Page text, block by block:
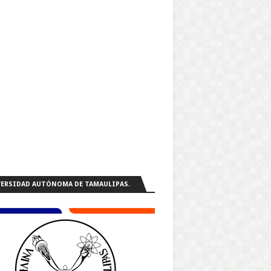
AUTÓNOMA DE TAMAULIPAS.